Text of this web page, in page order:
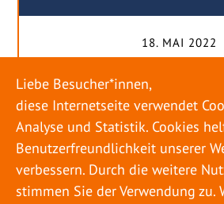
18. MAI 2022
genießen ihren Urlaub. Dabei
weiter weg, die Anderen
lieber in der Heimat. Wenn Sie
Zeit wegfahren möchten, gibt
beachten, damit nicht
Überraschung auf Sie
Liebe Besucher*innen,
diese Internetseite verwendet
Analyse und Statistik. Cookies
Benutzerfreundlichkeit unserer
verbessern. Durch die weitere
stimmen Sie der Verwendung zu.